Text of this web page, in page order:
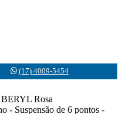
(17) 4009-5454
BERYL Rosa
- Suspensão de 6 pontos -